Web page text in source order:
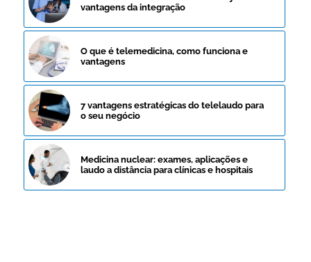
vantagens da integração
O que é telemedicina, como funciona e
vantagens
7 vantagens estratégicas do telelaudo para
o seu negócio
Medicina nuclear: exames, aplicações e
laudo a distância para clínicas e hospitais